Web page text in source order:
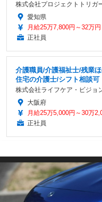
株式会社プロジェクトトリガ
愛知県
月給25万7,800円～32万円
正社員
介護職員/介護福祉士/残業
住宅の介護士/シフト相談可
株式会社ライフケア・ビジョ
大阪府
月給25万5,000円～30万
正社員